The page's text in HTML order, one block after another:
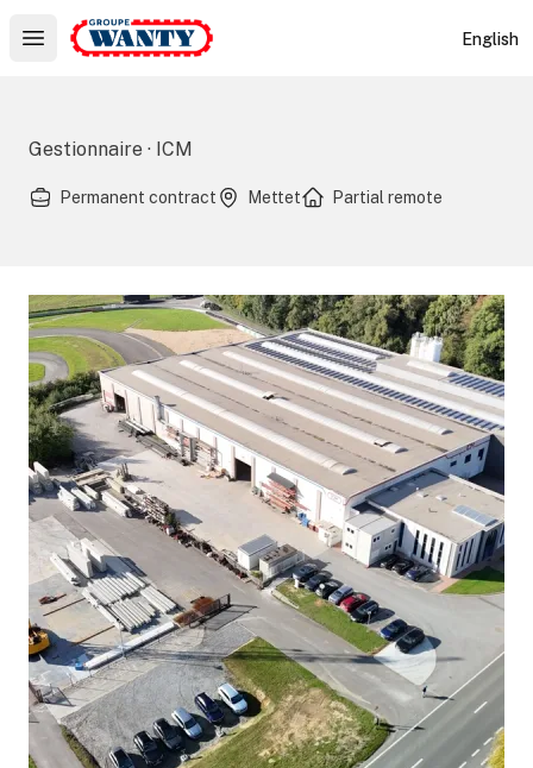
Open main menu
Le Groupe Wanty English
Gestionnaire · ICM
Permanent contract Mettet Partial remote